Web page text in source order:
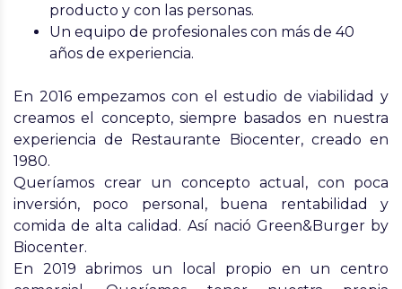
producto y con las personas.
Un equipo de profesionales con más de 40
años de experiencia.
En 2016 empezamos con el estudio de viabilidad y
creamos el concepto, siempre basados en nuestra
experiencia de Restaurante Biocenter, creado en
1980.
Queríamos crear un concepto actual, con poca
inversión, poco personal, buena rentabilidad y
comida de alta calidad. Así nació Green&Burger by
Biocenter.
En 2019 abrimos un local propio en un centro